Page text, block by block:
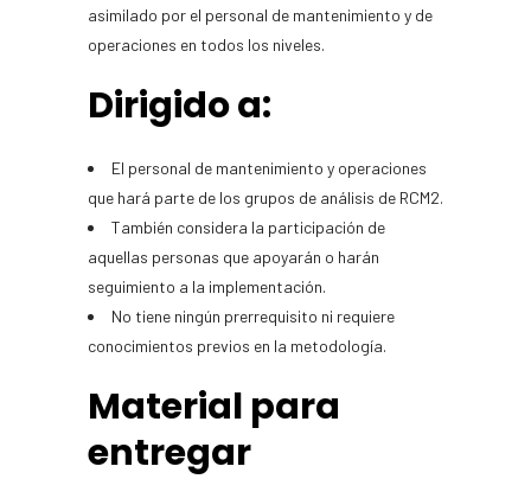
asimilado por el personal de mantenimiento y de
operaciones en todos los niveles.
Dirigido a:
El personal de mantenimiento y operaciones
que hará parte de los grupos de análisis de RCM2.
También considera la participación de
aquellas personas que apoyarán o harán
seguimiento a la implementación.
No tiene ningún prerrequisito ni requiere
conocimientos previos en la metodología.
Material para
entregar